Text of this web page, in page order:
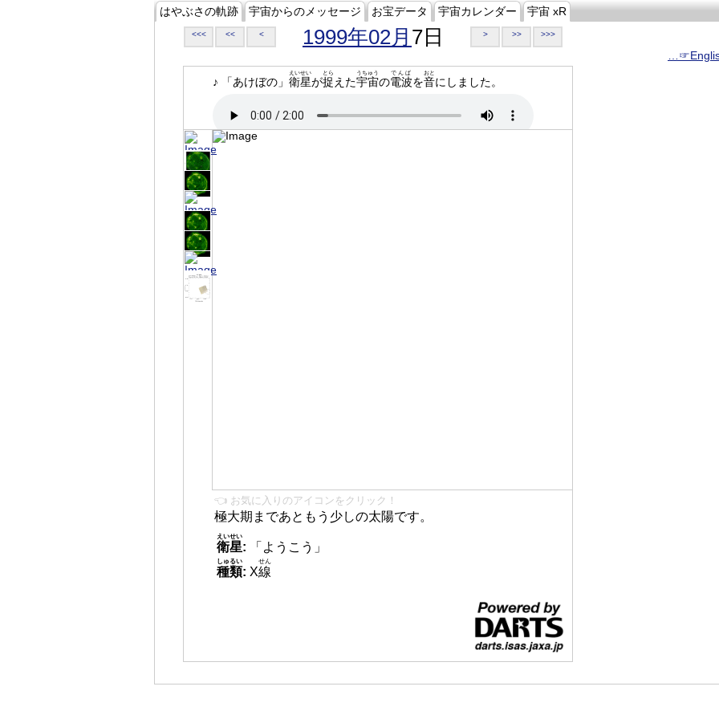
はやぶさの軌跡 宇宙からのメッセージ お宝データ 宇宙カレンダー 宇宙 xR
<<< << < 1999年02月 7日 > >> >>>
♪ 「あけぼの」 衛星
えいせい
が捉
とら
えた宇宙
うちゅう
の電波
でんぱ
を音
おと
にしました。
👈 お気に入りのアイコンをクリック！
極大期まであともう少しの太陽です。
衛星
えいせい
:
「ようこう」
種類
しゅるい
: X線
せん